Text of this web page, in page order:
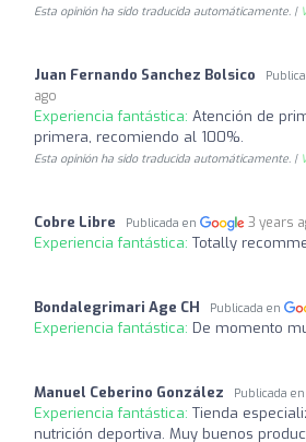
Esta opinión ha sido traducida automáticamente. |
Juan Fernando Sanchez Bolsico
ago
Experiencia fantástica: Atención de
primera, recomiendo al 100%.
Esta opinión ha sido traducida automáticamente. |
Cobre Libre Publicada en 3 years
Experiencia fantástica: Totally
Bondalegrimari Age CH Publicada en
Experiencia fantástica: De momento
Manuel Ceberino González Publicada en
Experiencia fantástica: Tienda
nutrición deportiva. Muy buenos